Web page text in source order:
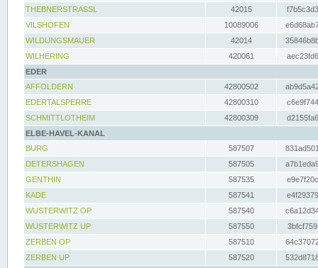
THEBNERSTRASSL
42015
VILSHOFEN
10089006
WILDUNGSMAUER
42014
WILHERING
420061
EDER
AFFOLDERN
42800502
EDERTALSPERRE
42800310
SCHMITTLOTHEIM
42800309
ELBE-HAVEL-KANAL
BURG
587507
DETERSHAGEN
587505
GENTHIN
587535
KADE
587541
WUSTERWITZ OP
587540
WUSTERWITZ UP
587550
ZERBEN OP
587510
ZERBEN UP
587520